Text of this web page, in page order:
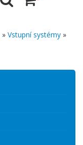
» Vstupní systémy »